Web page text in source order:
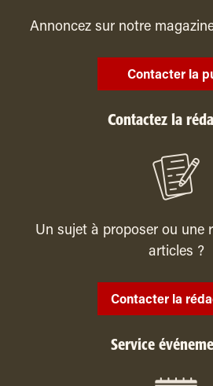
Annoncez sur notre
Contacter la
Contactez la
Un sujet à proposer ou une
articles ?
Contacter la
Service